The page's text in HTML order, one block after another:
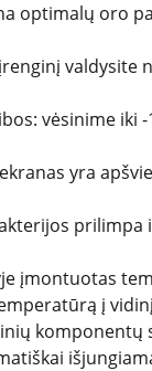
optimalų oro
valdysite
vėsinime iki -
yra
prilimpa
įmontuotas
į
komponentų